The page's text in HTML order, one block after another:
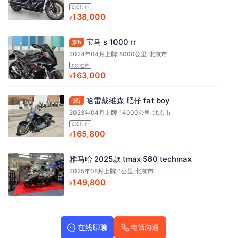
0次过户
¥138,000
京b 宝马 s 1000 rr
2024年04月上牌/8000公里 /北京市
0次过户
¥163,000
冀j 哈雷戴维森 肥仔 fat boy
2023年04月上牌/14000公里 /北京市
0次过户
¥165,800
雅马哈 2025款 tmax 560 techmax
2025年08月上牌/1公里 /北京市
¥149,800